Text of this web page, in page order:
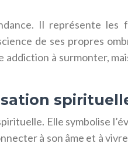
Il représente
de ses propres
à surmonter,
Elle symbolise
à son âme et à